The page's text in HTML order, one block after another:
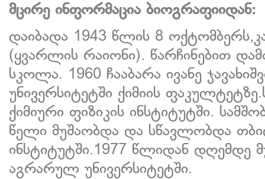
მცირე ინფორმაცია ბიოგრაფიიდან:
დაიბადა 1943 წლის 8
(ყვარლის რაიონი). წარჩინებით
სკოლა. 1960 ჩააბარა ივანე
უნივერსიტეტში ქიმიის
ქიმიური ფიზიკის ინსტიტუტში.
წელი მუშაობდა და სწავლობდა
ინსტიტუტში.1977 წლიდან დღემდე
აგრარულ უნივერსიტეტში.